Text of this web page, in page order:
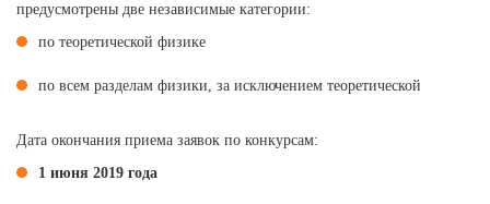
предусмотрены две независимые категории:
по теоретической физике
по всем разделам физики, за исключением теоретической
Дата окончания приема заявок по конкурсам:
1 июня 2019 года